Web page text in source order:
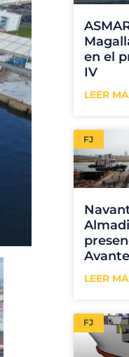
en el
IV
LEER
FJ
LEER
FJ